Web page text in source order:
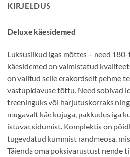
KIRJELDUS
Deluxe käesidemed
Luksuslikud igas mõttes – need
käesidemed on valmistatud
on valitud selle erakordselt pehme
vastupidavuse tõttu. Need sobivad
treeninguks või harjutuskorraks
mugavalt käe kujuga, pakkudes iga
istuvat sidumist. Komplektis on
tugevdatud kummist randmeosa,
Täienda oma poksivarustust nende